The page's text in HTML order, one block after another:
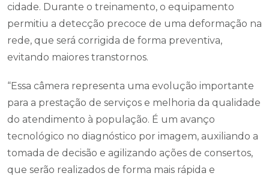
cidade. Durante o treinamento, o equipamento
permitiu a detecção precoce de uma deformação na
rede, que será corrigida de forma preventiva,
evitando maiores transtornos.
“Essa câmera representa uma evolução importante
para a prestação de serviços e melhoria da qualidade
do atendimento à população. É um avanço
tecnológico no diagnóstico por imagem, auxiliando a
tomada de decisão e agilizando ações de consertos,
que serão realizados de forma mais rápida e